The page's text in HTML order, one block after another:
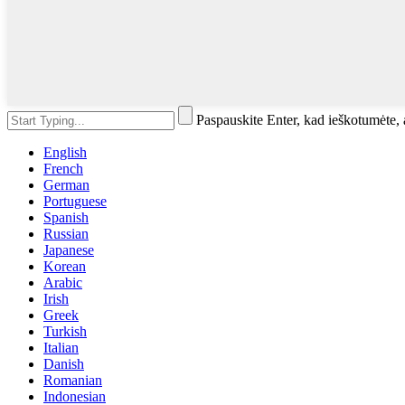
Paspauskite Enter, kad
English
French
German
Portuguese
Spanish
Russian
Japanese
Korean
Arabic
Irish
Greek
Turkish
Italian
Danish
Romanian
Indonesian